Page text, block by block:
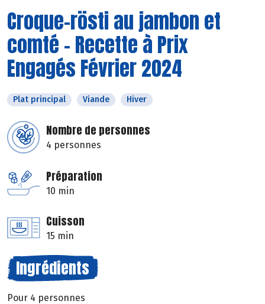
Croque-rösti au jambon et
comté - Recette à Prix
Engagés Février 2024
Plat principal Viande Hiver
Nombre de personnes
4 personnes
Préparation
10 min
Cuisson
15 min
Ingrédients
Pour 4 personnes